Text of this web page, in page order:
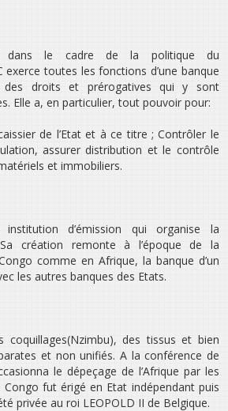
dans le cadre de la politique du
exerce toutes les fonctions d’une banque
des droits et prérogatives qui y sont
Elle a, en particulier, tout pouvoir pour:
de l’Etat et à ce titre ; Contrôler le
assurer distribution et le contrôle
et immobiliers.
d’émission qui organise la
création remonte à l’époque de la
comme en Afrique, la banque d’un
les autres banques des Etats.
des tissus et bien
et non unifiés. A la conférence de
le dépeçage de l’Afrique par les
Congo fut érigé en Etat indépendant puis
privée au roi LEOPOLD II de Belgique.